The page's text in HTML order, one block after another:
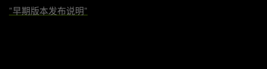
"早期版本发布说明"